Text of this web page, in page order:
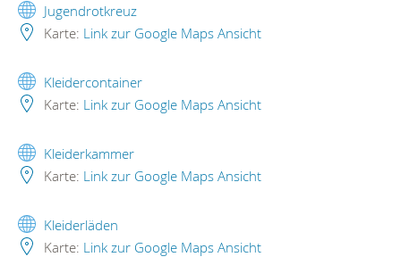
Jugendrotkreuz
Karte: Link zur Google Maps Ansicht
Kleidercontainer
Karte: Link zur Google Maps Ansicht
Kleiderkammer
Karte: Link zur Google Maps Ansicht
Kleiderläden
Karte: Link zur Google Maps Ansicht